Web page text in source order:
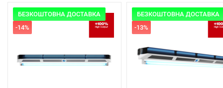
БЕЗКОШТОВНА ДОСТАВКА
-14%
БЕЗКОШТОВНА ДОСТАВКА
-13%